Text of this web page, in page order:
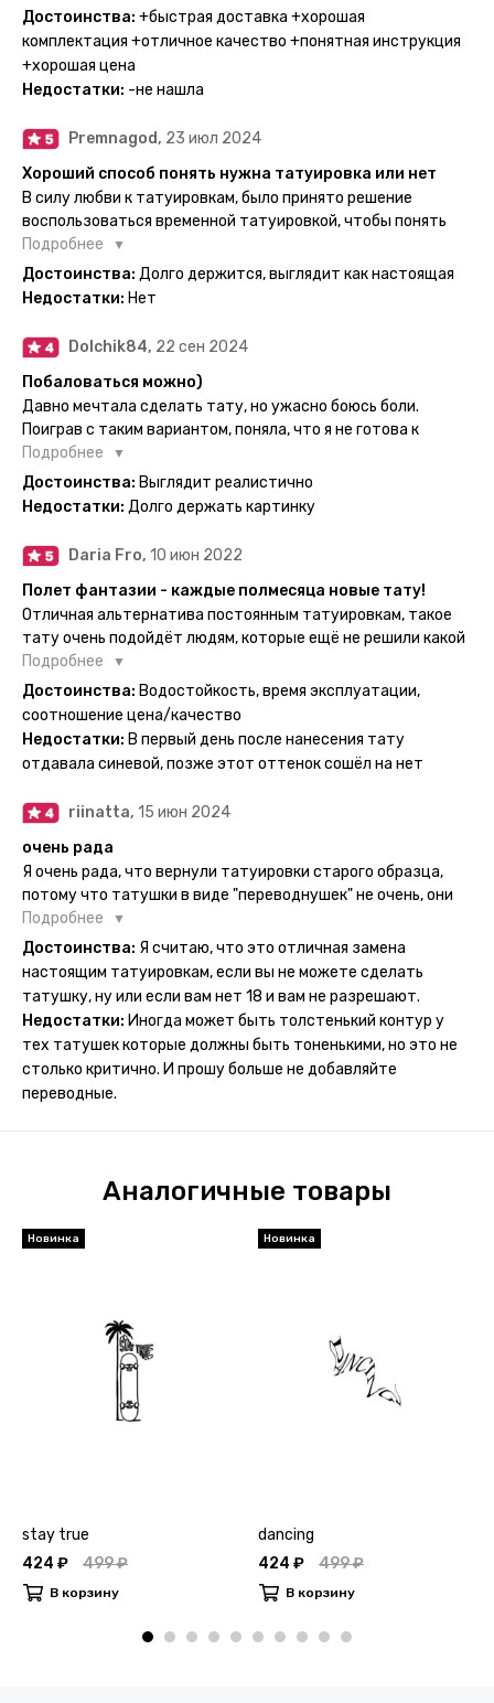
только тату пришли, я сразу понеслась их забирать. Хочу
отметить, что у everink очень большой выбор мест для
доставки, что значительно упрощает процесс получения
тату. Посылка была упакованна в бумажный плотный
конверт, внутри оказалась ещё одна упаковка с
дизайнерским принтом. Комплектация набора: сами тату,
упакованные в специальные пакетики, салфетки,
инструкция по нанесению. Всё выглядит очень мило. Я уже
нанесла одну из них и сейчас жду результата. Всё очень
понятно объяснено, отдельным плюсом для меня стала
картинка с обозначениями тех мечт, где тату будет
держаться дольше всего. В общем всём советую и
рекомендую, буду заказывать ещё))
Достоинства: +быстрая доставка +хорошая
комплектация +отличное качество +понятная инструкция
+хорошая цена
Недостатки: -не нашла
Premnagod, 23 июл 2024
Хороший способ понять нужна татуировка или нет
В силу любви к татуировкам, было принято решение
воспользоваться временной татуировкой, чтобы понять
хочется набивать настоящую или нет, как оказалось
смысла набивать нет, ведь можно постоянно делать
временные татуировки и в случае если одна не понравится
больше ничего и не нужно.
Подробнее
Достоинства: Долго держится, выглядит как настоящая
Недостатки: Нет
Dolchik84, 22 сен 2024
Побаловаться можно)
Давно мечтала сделать тату, но ужасно боюсь боли.
Поиграв с таким вариантом, поняла, что я не готова к
постоянной тату. Поэтому благодарю, что есть такая
возможность. Муж смог сделать тату в нескольких местах
одной картинкой).
Подробнее
Достоинства: Выглядит реалистично
Недостатки: Долго держать картинку
Daria Fro, 10 июн 2022
Полет фантазии - каждые полмесяца новые тату!
Отличная альтернатива постоянным татуировкам, такое
тату очень подойдёт людям, которые ещё не решили какой
эскиз им подойдёт на всю жизнь - продукт еверинк
держится на теле до 2 недель - после нанесения не нужно
бояться мочить такие тату, вода их так просто не смоет. К
рисункам прикладывается инструкция, но я предпочла
другой способ нанесения - оставила наклейку на теле на
ночь, чтобы точно перестраховаться - на утро эффект
сразу же проявился. На неподвижных частях тела тату
носится дольше, поэтому нужно обдуманно выбирать куда
её стоит наносить. Когда рисунок начнёт стираться -
водой спокойно можно убрать оставшийся контур.
Подробнее
Достоинства: Водостойкость, время эксплуатации,
соотношение цена/качество
Недостатки: В первый день после нанесения тату
отдавала синевой, позже этот оттенок сошёл на нет
riinatta, 15 июн 2024
очень рада
Я очень рада, что вернули татуировки старого образца,
потому что татушки в виде "переводнушек" не очень, они
просто не "усиживались", не те темнели, а после душа
вообще слазили, вот недавно сделала фризби дог и он
через сутки проявился и все ещё держится!! ну а 4 звезды
потому что у меня ещё очень много переводных
татуировок(
Подробнее
Достоинства: Я считаю, что это отличная замена
настоящим татуировкам, если вы не можете сделать
татушку, ну или если вам нет 18 и вам не разрешают.
Недостатки: Иногда может быть толстенький контур у
тех татушек которые должны быть тоненькими, но это не
столько критично. И прошу больше не добавляйте
переводные.
Аналогичные товары
Новинка
stay true
424 ₽
499 ₽
В корзину
Новинка
dancing
424 ₽
499 ₽
В корзину